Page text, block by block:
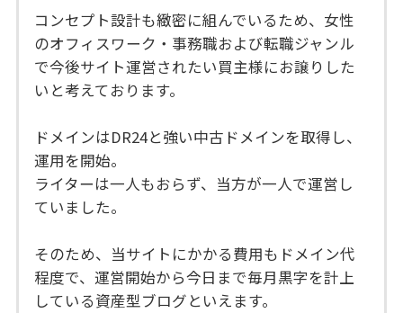
コンセプト設計も緻密に組んでいるため、女性
のオフィスワーク・事務職および転職ジャンル
で今後サイト運営されたい買主様にお譲りした
いと考えております。
ドメインはDR24と強い中古ドメインを取得し、
運用を開始。
ライターは一人もおらず、当方が一人で運営し
ていました。
そのため、当サイトにかかる費用もドメイン代
程度で、運営開始から今日まで毎月黒字を計上
している資産型ブログといえます。